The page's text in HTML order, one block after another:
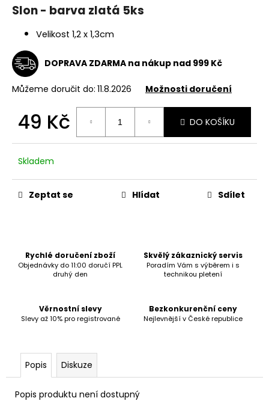
Slon - barva zlatá 5ks
Velikost 1,2 x 1,3cm
DOPRAVA ZDARMA na nákup nad 999 Kč
Můžeme doručit do: 11.8.2026 Možnosti doručení
49 Kč DO KOŠÍKU
Skladem
Zeptat se Hlídat Sdílet
Rychlé doručení zboží
Objednávky do 11:00 doručí PPL
druhý den
Skvělý zákaznický servis
Poradím Vám s výběrem i s
technikou pletení
Věrnostní slevy
Slevy až 10% pro registrované
Bezkonkurenční ceny
Nejlevnější v České republice
Popis Diskuze
Popis produktu není dostupný
a
t
?
HLEDAT
D
č
m